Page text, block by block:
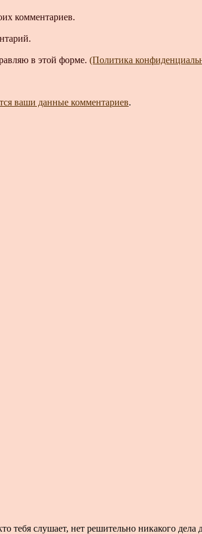
комментариев.
в этой форме. (Политика
ваши данные комментариев.
тебя слушает, нет решительно никакого